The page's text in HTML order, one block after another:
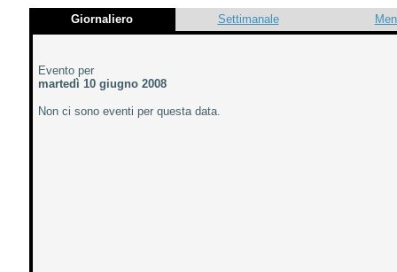
Giornaliero Settimanale
Evento per
martedì 10 giugno 2008
Non ci sono eventi per questa data.